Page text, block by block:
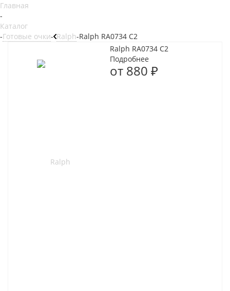
Главная
-
Каталог
-Готовые очки- Ralph-Ralph RA0734 C2
Ralph RA0734 C2
Подробнее
от 880 ₽